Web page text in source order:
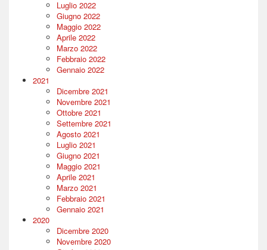
Luglio 2022
Giugno 2022
Maggio 2022
Aprile 2022
Marzo 2022
Febbraio 2022
Gennaio 2022
2021
Dicembre 2021
Novembre 2021
Ottobre 2021
Settembre 2021
Agosto 2021
Luglio 2021
Giugno 2021
Maggio 2021
Aprile 2021
Marzo 2021
Febbraio 2021
Gennaio 2021
2020
Dicembre 2020
Novembre 2020